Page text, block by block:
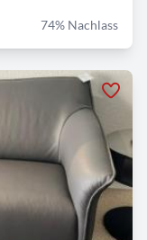
74% Nachlass